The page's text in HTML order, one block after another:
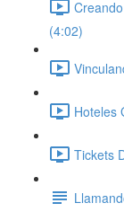
(4:02)
Hoteles
Tickets